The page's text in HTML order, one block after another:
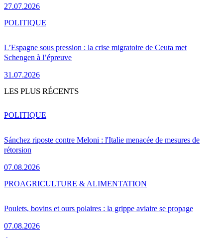
27.07.2026
L’Espagne sous pression : la crise migratoire de Ceuta met
Schengen à l’épreuve
31.07.2026
POLITIQUE
LES PLUS RÉCENTS
Sánchez riposte contre Meloni : l'Italie menacée de mesures de
rétorsion
07.08.2026
POLITIQUE
Poulets, bovins et ours polaires : la grippe aviaire se propage
07.08.2026
PROAGRICULTURE & ALIMENTATION